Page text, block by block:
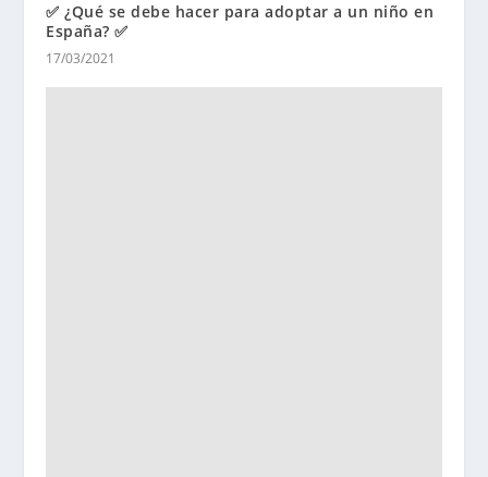
✅ ¿Qué se debe hacer para adoptar a un niño en
España? ✅
17/03/2021